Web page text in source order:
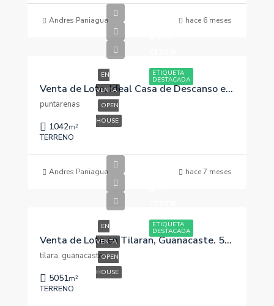
Andres Paniagua hace 6 meses
ETIQUETA
DESTACADA
EN
VENTA
OPEN
HOUSE
Venta de Lote, Ideal Casa de Descanso en Coronado, Puntarenas. Osa
puntarenas
1042m²
TERRENO
Andres Paniagua hace 7 meses
ETIQUETA
DESTACADA
EN
VENTA
OPEN
HOUSE
Venta de Lote en Tilaran, Guanacaste. 5051m2
tilara, guanacaste
5051m²
TERRENO